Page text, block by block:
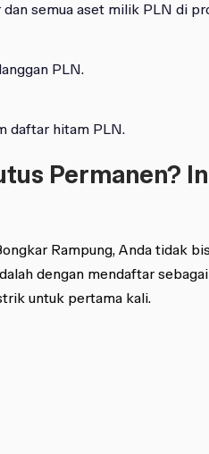
semua aset milik PLN di
PLN.
daftar hitam PLN.
Permanen?
Rampung, Anda tidak
dengan mendaftar
untuk pertama kali.